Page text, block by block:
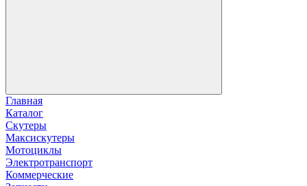
Главная
Каталог
Скутеры
Максискутеры
Мотоциклы
Электротранспорт
Коммерческие